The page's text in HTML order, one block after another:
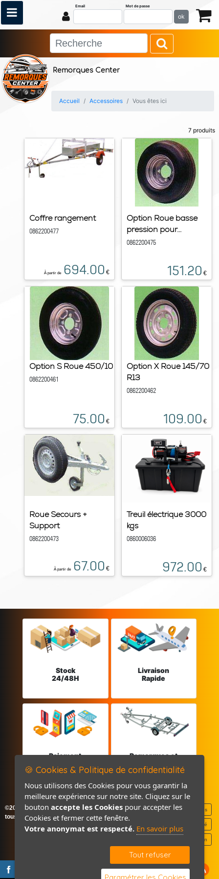
Remorques Center
Email Mot de passe
ok
Accueil Accessoires Vous êtes ici
7 produits
Coffre rangement
0862200477
À partir de 694.00 €
Option Roue basse
pression pour...
0862200475
151.20 €
Option S Roue 450/10
0862200461
75.00 €
Option X Roue 145/70
R13
0862200462
109.00 €
Roue Secours +
Support
0862200473
À partir de 67.00 €
Treuil électrique 3000
kgs
0860006036
972.00 €
Stock
24/48H
Livraison
Rapide
Paiement
Remorques et
©2026-2027 France Accastillage
tous droits réservés
Mentions légales
Politique de confidentialité
Contact / Plan
🍪 Cookies & Politique de confidentialité
Nous utilisons des Cookies pour vous garantir la
meilleure expérience sur notre site. Cliquez sur le
bouton accepte les Cookies pour accepter les
Cookies et fermer cette fenêtre.
Votre anonymat est respecté. En savoir plus
Tout refuser